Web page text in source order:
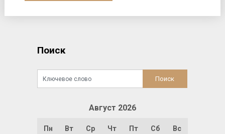
Поиск
Август 2026
Пн Вт Ср Чт Пт Сб Вс